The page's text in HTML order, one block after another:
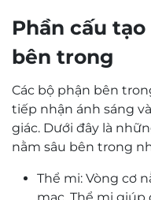
Phần cấu
bên trong
Các bộ phận bên
tiếp nhận ánh sáng
giác. Dưới đây là
nằm sâu bên trong
Thể mi: Vòng cơ
mạc. Thể mi